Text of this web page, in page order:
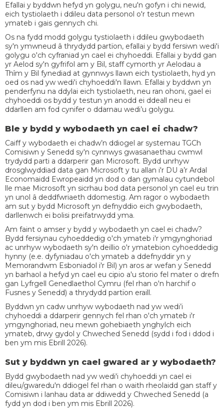
Efallai y byddwn hefyd yn golygu, neu'n gofyn i chi newid,
eich tystiolaeth i ddileu data personol o'r testun mewn
ymateb i gais gennych chi.
Os na fydd modd golygu tystiolaeth i ddileu gwybodaeth
sy'n ymwneud â thrydydd partïon, efallai y bydd fersiwn wedi'i
golygu o'ch cyfraniad yn cael ei chyhoeddi. Efallai y bydd gan
yr Aelod sy'n gyfrifol am y Bil, staff cymorth yr Aelodau a
Thîm y Bil fynediad at gynnwys llawn eich tystiolaeth, hyd yn
oed os nad yw wedi'i chyhoeddi'n llawn. Efallai y byddwn yn
penderfynu na ddylai eich tystiolaeth, neu ran ohoni, gael ei
chyhoeddi os bydd y testun yn anodd ei ddeall neu ei
ddarllen am fod cynifer o ddarnau wedi’u golygu.
Ble y bydd y wybodaeth yn cael ei chadw?
Caiff y wybodaeth ei chadw’n ddiogel ar systemau TGCh
Comisiwn y Senedd sy'n cynnwys gwasanaethau cwmwl
trydydd parti a ddarperir gan Microsoft. Bydd unrhyw
drosglwyddiad data gan Microsoft y tu allan i'r DU a’r Ardal
Economaidd Ewropeaidd yn dod o dan gymalau cytundebol
lle mae Microsoft yn sicrhau bod data personol yn cael eu trin
yn unol â deddfwriaeth ddomestig. Am ragor o wybodaeth
am sut y bydd Microsoft yn defnyddio eich gwybodaeth,
darllenwch ei bolisi preifatrwydd yma.
Am faint o amser y bydd y wybodaeth yn cael ei chadw?
Bydd fersiynau cyhoeddedig o'ch ymateb i'r ymgynghoriad
ac unrhyw wybodaeth sy'n deillio o'r ymatebion cyhoeddedig
hynny (e.e. dyfyniadau o'ch ymateb a ddefnyddir yn y
Memorandwm Esboniadol i'r Bil) yn aros ar wefan y Senedd
yn barhaol a hefyd yn cael eu cipio a'u storio fel mater o drefn
gan Lyfrgell Genedlaethol Cymru (fel rhan o'n harchif o
Fusnes y Senedd) a thrydydd partïon eraill.
Byddwn yn cadw unrhyw wybodaeth nad yw wedi’i
chyhoeddi a ddarperir gennych fel rhan o'ch ymateb i'r
ymgynghoriad, neu mewn gohebiaeth ynghylch eich
ymateb, drwy gydol y Chweched Senedd (sydd i fod i ddod i
ben ym mis Ebrill 2026).
Sut y byddwn yn cael gwared ar y wybodaeth?
Bydd gwybodaeth nad yw wedi'i chyhoeddi yn cael ei
dileu/gwaredu'n ddiogel fel rhan o waith rheolaidd gan staff y
Comisiwn i lanhau data ar ddiwedd y Chweched Senedd (a
fydd yn dod i ben ym mis Ebrill 2026).